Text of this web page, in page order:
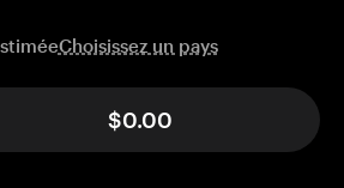
Choisissez un pays
$0.00